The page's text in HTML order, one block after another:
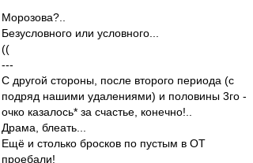
Морозова?..
Безусловного или условного...
((
---
С другой стороны, после второго периода (с
подряд нашими удалениями) и половины 3го -
очко казалось* за счастье, конечно!..
Драма, блеать...
Ещё и столько бросков по пустым в ОТ
проебали!